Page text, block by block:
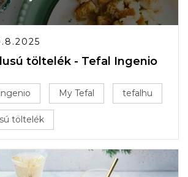
töltelék - Tefal Ingenio
ingenio My Tefal tefalhu
töltelék